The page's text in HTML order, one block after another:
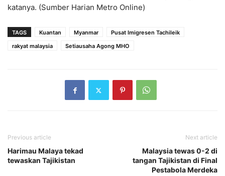
katanya. (Sumber Harian Metro Online)
TAGS Kuantan Myanmar
Pusat Imigresen Tachileik
rakyat malaysia
Setiausaha Agong MHO
Previous article
Harimau Malaya tekad
tewaskan Tajikistan
Next article
Malaysia tewas 0-2 di
tangan Tajikistan di Final
Pestabola Merdeka